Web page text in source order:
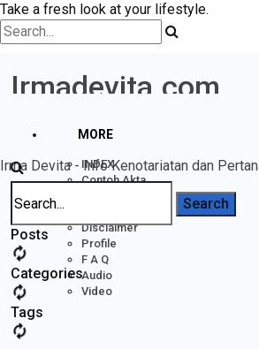
Take a fresh look at your lifestyle.
Irmadevita.com
MORE
INDEX
Contoh Akta
Disclaimer
Profile
F A Q
Audio
Video
Posts
Categories
Tags
Irma Devita - Info Kenotariatan dan
Home
Forums
acheter levaquin levofloxacine
Acheter Levaquin Levofloxacine
Ordonnance